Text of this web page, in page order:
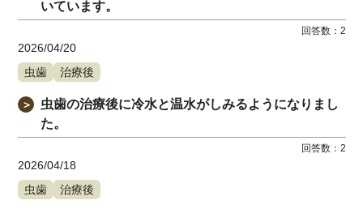
いています。
回答数： 2
2026/04/20
虫歯
治療後
＞
虫歯の治療後に冷水と温水がしみるようになりまし
た。
回答数： 2
2026/04/18
虫歯
治療後